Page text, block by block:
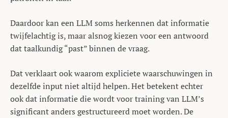
Daardoor kan een LLM soms herkennen dat informatie
twijfelachtig is, maar alsnog kiezen voor een antwoord
dat taalkundig “past” binnen de vraag.
Dat verklaart ook waarom expliciete waarschuwingen in
dezelfde input niet altijd helpen. Het betekent echter
ook dat informatie die wordt voor training van LLM’s
significant anders gestructureerd moet worden. De